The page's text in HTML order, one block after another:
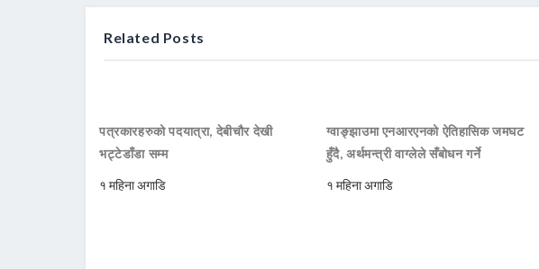
Related Posts
पत्रकारहरुको पदयात्रा, देबीचौर देखी
भट्टेडाँडा सम्म
१ महिना अगाडि
ग्वाङ्झाउमा एनआरएनको ऐतिहासिक जमघट
हुँदै, अर्थमन्त्री वाग्लेले सँबोधन गर्ने
१ महिना अगाडि